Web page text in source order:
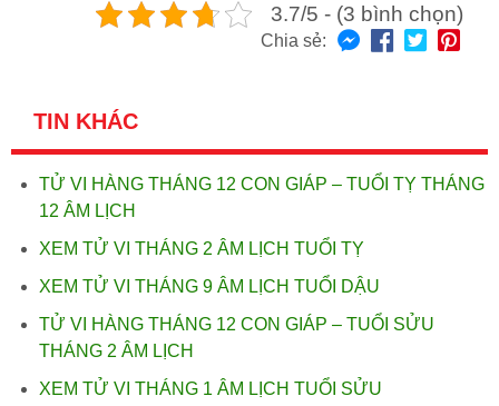
3.7/5 - (3 bình chọn)
Chia sẻ:
TIN KHÁC
TỬ VI HÀNG THÁNG 12 CON GIÁP – TUỔI TỴ THÁNG
12 ÂM LỊCH
XEM TỬ VI THÁNG 2 ÂM LỊCH TUỔI TỴ
XEM TỬ VI THÁNG 9 ÂM LỊCH TUỔI DẬU
TỬ VI HÀNG THÁNG 12 CON GIÁP – TUỔI SỬU
THÁNG 2 ÂM LỊCH
XEM TỬ VI THÁNG 1 ÂM LỊCH TUỔI SỬU